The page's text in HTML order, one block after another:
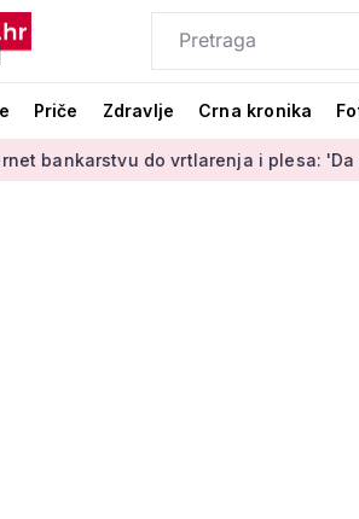
Priče Zdravlje Crna kronika
do vrtlarenja i plesa: 'Da starije osobe